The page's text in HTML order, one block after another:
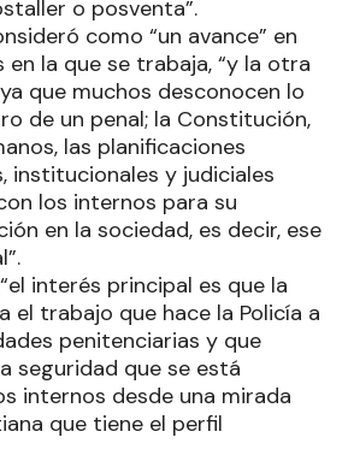
o posventa”.
como “un avance” en
en la que se trabaja, “y la otra
que muchos desconocen lo
de un penal; la Constitución,
las planificaciones
institucionales y judiciales
los internos para su
en la sociedad, es decir, ese
interés principal es que la
el trabajo que hace la Policía a
penitenciarias y que
seguridad que se está
internos desde una mirada
que tiene el perfil